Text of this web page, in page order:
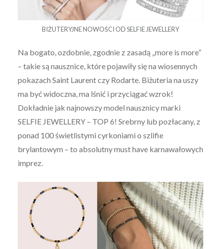
BIŻUTERYJNE NOWOŚCI OD SELFIE JEWELLERY
Na bogato, ozdobnie, zgodnie z zasadą „more is more”
– takie są nausznice, które pojawiły się na wiosennych
pokazach Saint Laurent czy Rodarte. Biżuteria na uszy
ma być widoczna, ma lśnić i przyciągać wzrok!
Dokładnie jak najnowszy model nausznicy marki
SELFIE JEWELLERY – TOP 6! Srebrny lub pozłacany, z
ponad 100 świetlistymi cyrkoniami o szlifie
brylantowym – to absolutny must have karnawałowych
imprez.